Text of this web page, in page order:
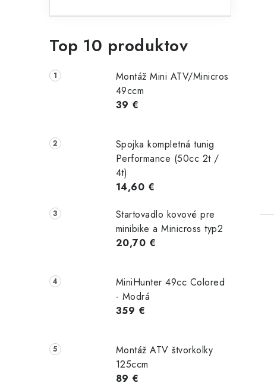
Top 10 produktov
Montáž Mini ATV/Minicros
49ccm
39 €
Spojka kompletná tunig
Performance (50cc 2t /
4t)
14,60 €
Startovadlo kovové pre
minibike a Minicross typ2
20,70 €
MiniHunter 49cc Colored
- Modrá
359 €
Montáž ATV štvorkolky
125ccm
89 €